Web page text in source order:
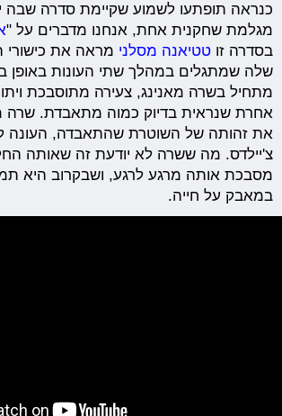
כנראה תופתעו לשמוע שקיימת סדרה שבה
מגלמת שחקנית אחת, אנחנו מדברים על "
בסדרה זוטטיאנה מסלני מראה את
שלה שמתגלים במהלך שתי העונות באופן
מתחיל בשרה מאנינג, צעירה מתוסבכת
אחרת שנראית בדיוק כמוה מתאבדת. שרה
את זהותה של השוטרת שהתאבדה, העונה
צ'יילדס. מה ששרה לא יודעת זה שאותה
מסבכת אותה מרגע לרגע, ושבקרוב היא
במאבק על חייה.